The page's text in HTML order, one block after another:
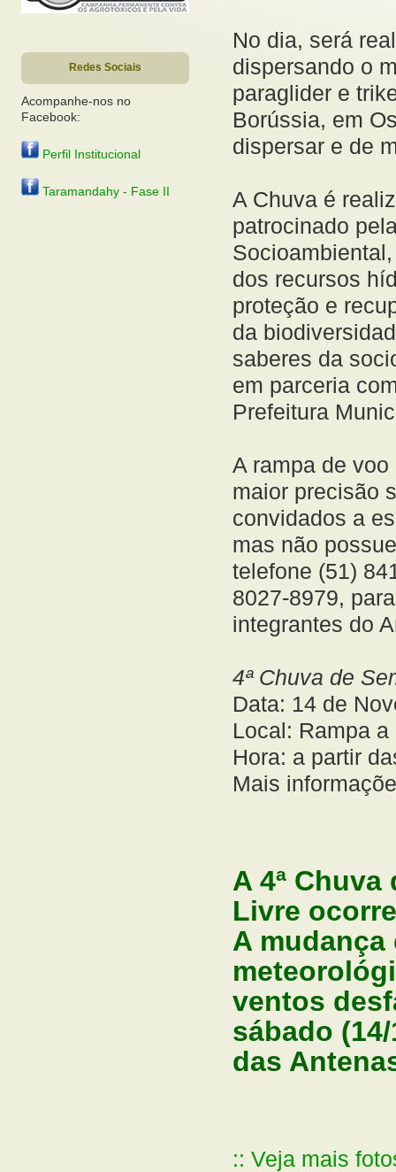
Redes Sociais
Acompanhe-nos no
Facebook:
Perfil Institucional
Taramandahy - Fase II
No dia, será
dispersando o
paraglider e
Borússia, em
dispersar e de
A Chuva é
patrocinado
dos recursos
proteção e
da
saberes da
em parceria
Prefeitura
A rampa de
maior precisão
convidados a
mas não
telefone (51)
8027-8979,
integrantes do
4ª Chuva de
Data: 14 de
Local: Rampa
Hora: a partir
Mais
A 4ª Chuva
Livre
A mudança
ventos
sábado
das
:: Veja mais